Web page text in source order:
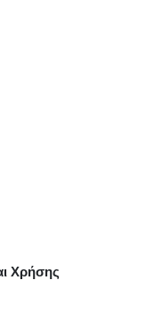
Χρήσης